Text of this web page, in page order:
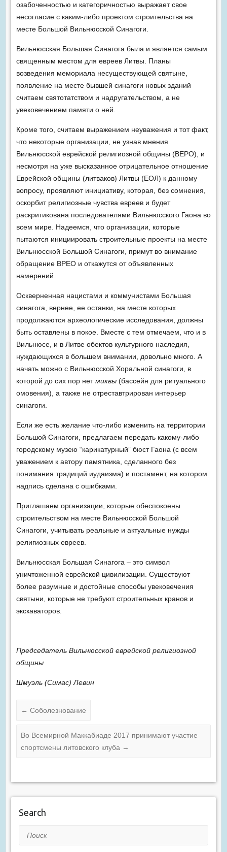
озабоченностью и категоричностью выражает свое
несогласие с каким-либо проектом строительства на
месте Большой Вильнюсской Синагоги.
Вильнюсская Большая Синагога была и является самым
священным местом для евреев Литвы. Планы
возведения мемориала несуществующей святыне,
появление на месте бывшей синагоги новых зданий
считаем святотатством и надругательством, а не
увековечением памяти о ней.
Кроме того, считаем выражением неуважения и тот факт,
что некоторые организации, не узнав мнения
Вильнюсской еврейской религиозной общины (ВЕРО), и
несмотря на уже высказанное отрицательное отношение
Еврейской общины (литваков) Литвы (ЕОЛ) к данному
вопросу, проявляют инициативу, которая, без сомнения,
оскорбит религиозные чувства евреев и будет
раскритикована последователями Вильнюсского Гаона во
всем мире. Надеемся, что организации, которые
пытаются инициировать строительные проекты на месте
Вильнюсской Большой Синагоги, примут во внимание
обращение ВРЕО и откажутся от объявленных
намерений.
Оскверненная нацистами и коммунистами Большая
синагога, вернее, ее останки, на месте которых
продолжаются археологические исследования, должны
быть оставлены в покое. Вместе с тем отмечаем, что и в
Вильнюсе, и в Литве обектов культурного наследия,
нуждающихся в большем внимании, довольно много. А
начать можно с Вильнюсской Хоральной синагоги, в
которой до сих пор нетмиквы(бассейн для ритуального
омовения), а также не отреставтрирован интерьер
синагоги.
Если же есть желание что-либо изменить на территории
Большой Синагоги, предлагаем передать какому-либо
городскому музею “карикатурный” бюст Гаона (с всем
уважением к автору памятника, сделанного без
понимания традиций иудаизма) и постамент, на котором
надпись сделана с ошибками.
Приглашаем организации, которые обеспокоены
строительством на месте Вильнюсской Большой
Синагоги, учитывать реальные и актуальные нужды
религиозных евреев.
Вильнюсская Большая Синагога – это символ
уничтоженной еврейской цивилизации. Существуют
более разумные и достойные способы увековечения
святыни, которые не требуют строительных кранов и
экскаваторов.
Председатель Вильнюсской еврейской религиозной
общины
Шмуэль (Симас) Левин
← Соболезнование
Во Всемирной Маккабиаде 2017 принимают участие
спортсмены литовского клуба →
Search
Поиск